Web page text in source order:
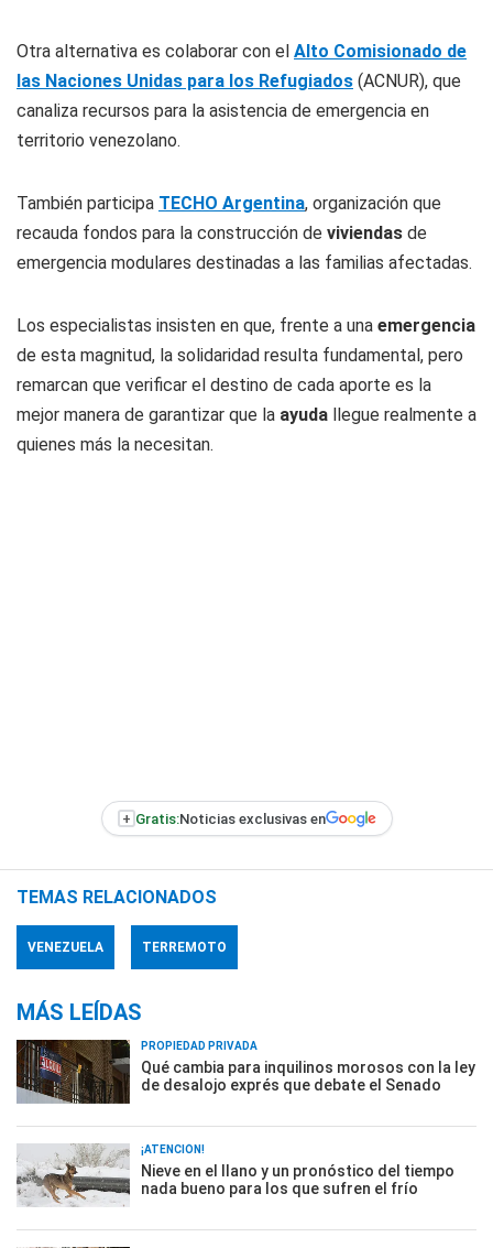
Otra alternativa es colaborar con el Alto Comisionado de
las Naciones Unidas para los Refugiados (ACNUR), que
canaliza recursos para la asistencia de emergencia en
territorio venezolano.
También participa TECHO Argentina, organización que
recauda fondos para la construcción de viviendas de
emergencia modulares destinadas a las familias afectadas.
Los especialistas insisten en que, frente a una emergencia
de esta magnitud, la solidaridad resulta fundamental, pero
remarcan que verificar el destino de cada aporte es la
mejor manera de garantizar que la ayuda llegue realmente a
quienes más la necesitan.
+ Gratis:Noticias exclusivas en
TEMAS RELACIONADOS
VENEZUELA TERREMOTO
MÁS LEÍDAS
PROPIEDAD PRIVADA
Qué cambia para inquilinos morosos con la ley
de desalojo exprés que debate el Senado
¡ATENCIÓN!
Nieve en el llano y un pronóstico del tiempo
nada bueno para los que sufren el frío